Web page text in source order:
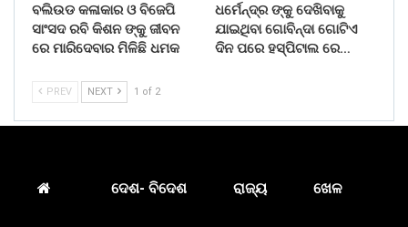
ବଲିଉଡ କଳାକାର ଓ ବିଜେପି
ସାଂସଦ ରବି କିଶନ ଙ୍କୁ ଜୀବନ
ରେ ମାରିଦେବାର ମିଳିଛି ଧମକ
ଧର୍ମେନ୍ଦ୍ର ଙ୍କୁ ଦେଖିବାକୁ
ଯାଇଥିବା ଗୋବିନ୍ଦା ଗୋଟିଏ
ଦିନ ପରେ ହସ୍ପିଟାଲ ରେ…
PREV NEXT 1 of 2
ଦେଶ- ବିଦେଶ ରାଜ୍ୟ ଖେଳ